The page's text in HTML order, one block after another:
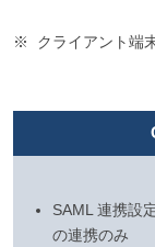
クライアント端
SAML 連携設
の連携のみ